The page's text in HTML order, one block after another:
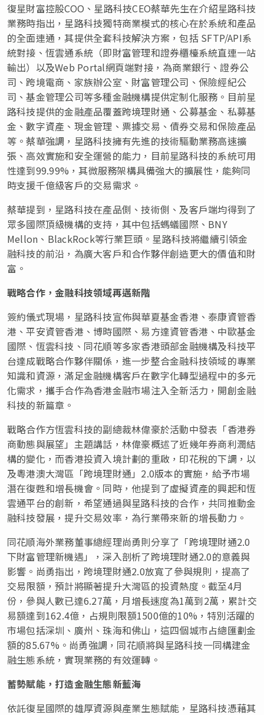
復星財富控股COO、星路科技CEO蔡華先生在介紹星路科技
業務時指出，星路科技獨特商業模式的核心在於系統和產品
的全面連通，其提供全套科技解決方案，包括 SFTP/API系
統對接、恆雲通系統（即財富管理和證券櫃檯系統直連一站
輸出）以及Web Portal網頁端對接，為商業銀行、證券公
司、跨境電商、家族辦公室、財富管理公司、保險經紀公
司、基金管理公司等多種金融機構提供定制化服務。目前星
路科技提供的金融產品覆蓋跨境理財通、公募基金、私募基
金、數字資產、現金管理、票據交易、債券交易和保險產品
等。蔡華強調，星路科技擁有先進的技術驅動業務高速擴
張、高效實施和安全運營的能力，目前星路科技的系統可用
性達到99.99%，其微服務架構具備強大的擴展性，能夠同
時支援千億級客戶的交易需求。
蔡華提到，星路科技在產品側、技術側、及客戶端均得到了
眾多國際頂級機構的支持，其中包括螞蟻國際、BNY
Mellon、BlackRock等行業巨頭。星路科技將繼續引領金
融科技的前沿，為廣大客戶和合作夥伴創造更大的價值和財
富。
戰略合作，金融科技領域再邁新階
簽約儀式現場，星路科技宣佈與華夏基金香港、泰康資管香
港、平安資管香港、博時國際、易方達資管香港、中歐基金
國際、恆雲科技、同花順等多家香港頭部金融機構及科技平
台達成戰略合作夥伴關係，進一步整合金融科技領域的專業
知識和資源，滿足金融機構客戶在數字化轉型過程中的多元
化需求，攜手合作為香港金融市場注入全新活力，開創金融
科技的新篇章。
戰略合作方恆雲科技的副總裁林偉豪於活動中發表「香港券
商動態與展望」主題講話，林偉豪概述了近幾年券商利潤結
構的變化，而香港投資入境計劃的重啟，印花稅的下調，以
及粵港澳大灣區「跨境理財通」2.0版本的實施，給予市場
潛在復甦和增長機會。同時，他提到了虛擬資產的興起和恆
雲通平台的創新，希望通過與星路科技的合作，共同推動金
融科技發展，提升交易效率，為行業帶來新的增長動力。
同花順海外業務董事總經理尚勇則分享了「跨境理財通2.0
下財富管理新機遇」，深入剖析了跨境理財通2.0的意義與
影響。尚勇指出，跨境理財通2.0放寬了參與規則，提高了
交易限額，預計將顯著提升大灣區的投資熱度。截至4月
份，參與人數已達6.27萬，月增長速度為1萬到2萬，累計交
易額達到162.4億，占規則限額1500億的10%，特別活躍的
市場包括深圳、廣州、珠海和佛山，這四個城市占總匯劃金
額的85.67%。尚勇強調，同花順將與星路科技一同構建金
融生態系統，實現業務的有效運轉。
蓄勢賦能，打造金融生態新藍海
依託復星國際的雄厚資源與產業生態賦能，星路科技憑藉其